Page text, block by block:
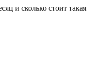
и сколько стоит такая